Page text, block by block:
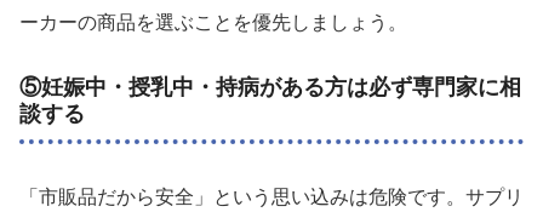
ーカーの商品を選ぶことを優先しましょう。
⑤妊娠中・授乳中・持病がある方は必ず専門家に相
談する
「市販品だから安全」という思い込みは危険です。サプリ